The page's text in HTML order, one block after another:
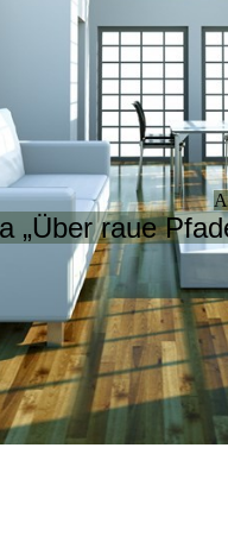
„Über raue